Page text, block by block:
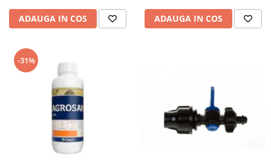
ADAUGA IN COS ADAUGA IN COS
-31%